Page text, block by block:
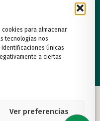
para almacenar
tecnologías nos
identificaciones únicas
a ciertas
Ver preferencias